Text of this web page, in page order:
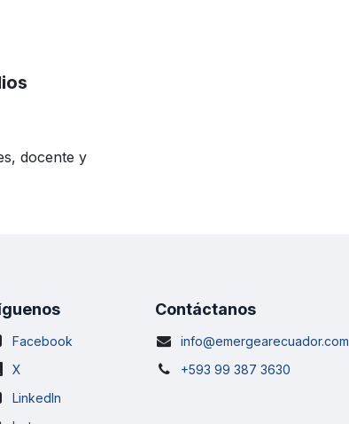
docente y
Facebook
X
LinkedIn
Contáctanos
info@emergearecuador.com
+593 99 387 3630